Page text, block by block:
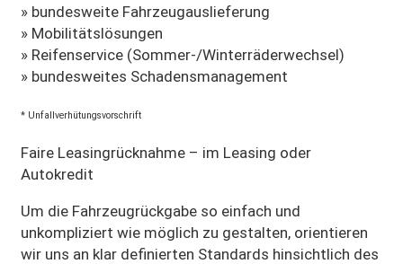
» bundesweite Fahrzeugauslieferung
» Mobilitätslösungen
» Reifenservice (Sommer-/Winterräderwechsel)
» bundesweites Schadensmanagement
* Unfallverhütungsvorschrift
Faire Leasingrücknahme – im Leasing oder
Autokredit
Um die Fahrzeugrückgabe so einfach und
unkompliziert wie möglich zu gestalten, orientieren
wir uns an klar definierten Standards hinsichtlich des